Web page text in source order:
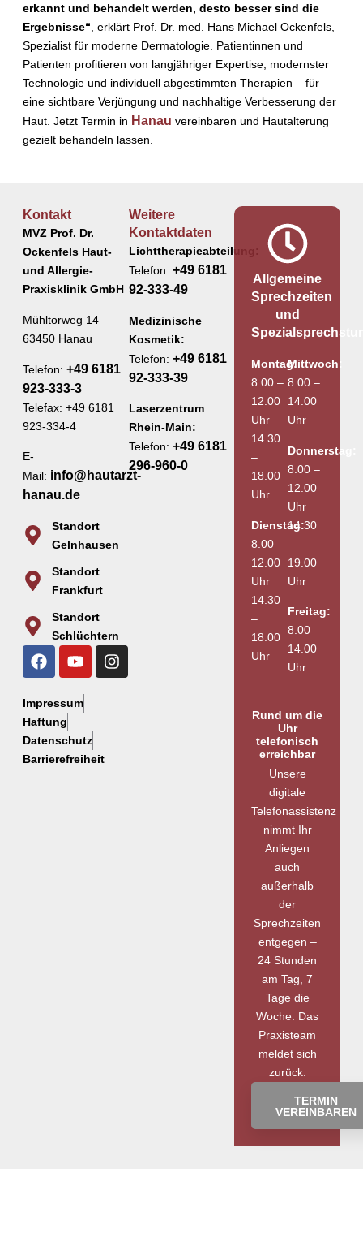
erkannt und behandelt werden, desto besser sind die
Ergebnisse“ , erklärt Prof. Dr. med. Hans Michael Ockenfels,
Spezialist für moderne Dermatologie. Patientinnen und
Patienten profitieren von langjähriger Expertise, modernster
Technologie und individuell abgestimmten Therapien – für
eine sichtbare Verjüngung und nachhaltige Verbesserung der
Haut. Jetzt Termin in Hanau vereinbaren und Hautalterung
gezielt behandeln lassen.
Kontakt
MVZ Prof. Dr.
Ockenfels Haut-
und Allergie-
Praxisklinik GmbH
Mühltorweg 14
63450 Hanau
Telefon: +49 6181
923-333-3
Telefax: +49 6181
923-334-4
E-
Mail: info@hautarzt-
hanau.de
Standort
Gelnhausen
Standort
Frankfurt
Standort
Schlüchtern
Impressum
Haftung
Datenschutz
Barrierefreiheit
Weitere
Kontaktdaten
Lichttherapieabteilung:
Telefon: +49 6181
92-333-49
Medizinische
Kosmetik:
Telefon: +49 6181
92-333-39
Laserzentrum
Rhein-Main:
Telefon: +49 6181
296-960-0
Allgemeine
Sprechzeiten
und
Montag:
8.00 –
12.00
Uhr
14.30
–
18.00
Uhr
Dienstag:
8.00 –
12.00
Uhr
14.30
–
18.00
Uhr
Mittwoch:
8.00 –
14.00
Uhr
Donnerstag:
8.00 –
12.00
Uhr
14.30
–
19.00
Uhr
Freitag:
8.00 –
14.00
Uhr
Rund um die
Uhr
telefonisch
erreichbar
Unsere
digitale
Telefonassistenz
nimmt Ihr
Anliegen
auch
außerhalb
der
Sprechzeiten
entgegen –
24 Stunden
am Tag, 7
Tage die
Woche. Das
Praxisteam
meldet sich
zurück.
TERMIN
VEREINBAREN